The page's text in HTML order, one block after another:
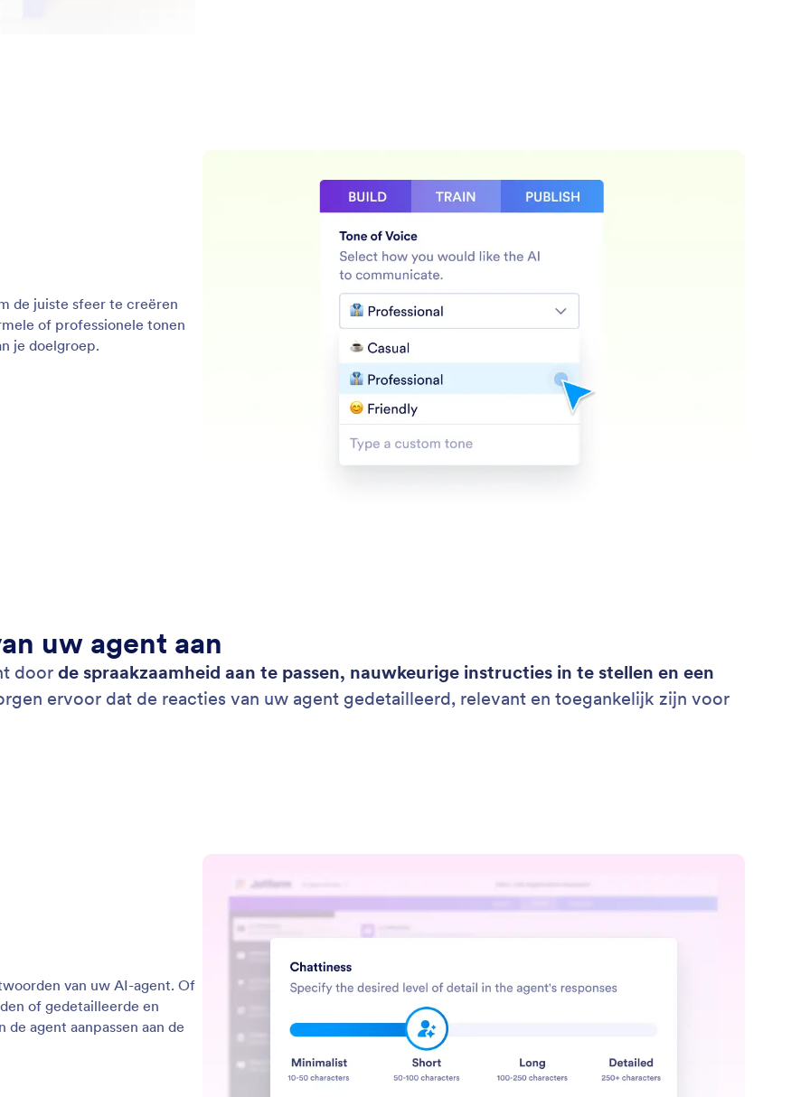
de juiste sfeer te creëren
of professionele tonen
je doelgroep.
uw agent aan
doorde spraakzaamheid aan te passen, nauwkeurige instructies in te stellen en een
ervoor dat de reacties van uw agent gedetailleerd, relevant en toegankelijk zijn voor
van uw AI-agent. Of
of gedetailleerde en
agent aanpassen aan de